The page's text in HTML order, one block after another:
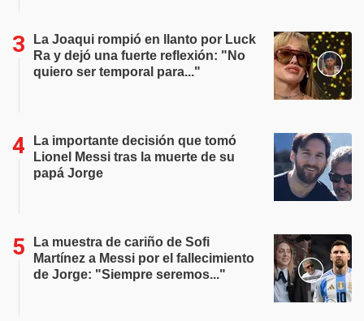
La Joaqui rompió en llanto por Luck
Ra y dejó una fuerte reflexión: "No
quiero ser temporal para..."
La importante decisión que tomó
Lionel Messi tras la muerte de su
papá Jorge
La muestra de cariño de Sofi
Martínez a Messi por el fallecimiento
de Jorge: "Siempre seremos..."